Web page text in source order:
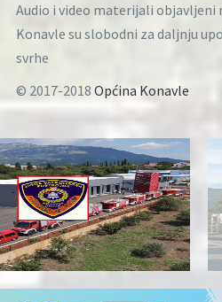
Audio i video materijali objavljeni
Konavle su slobodni za daljnju
svrhe
© 2017-2018 Općina Konavle